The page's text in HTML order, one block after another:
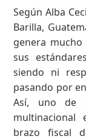
Según Alba
Barilla,
genera
sus
siendo ni
pasando por
Así, uno de
brazo fiscal